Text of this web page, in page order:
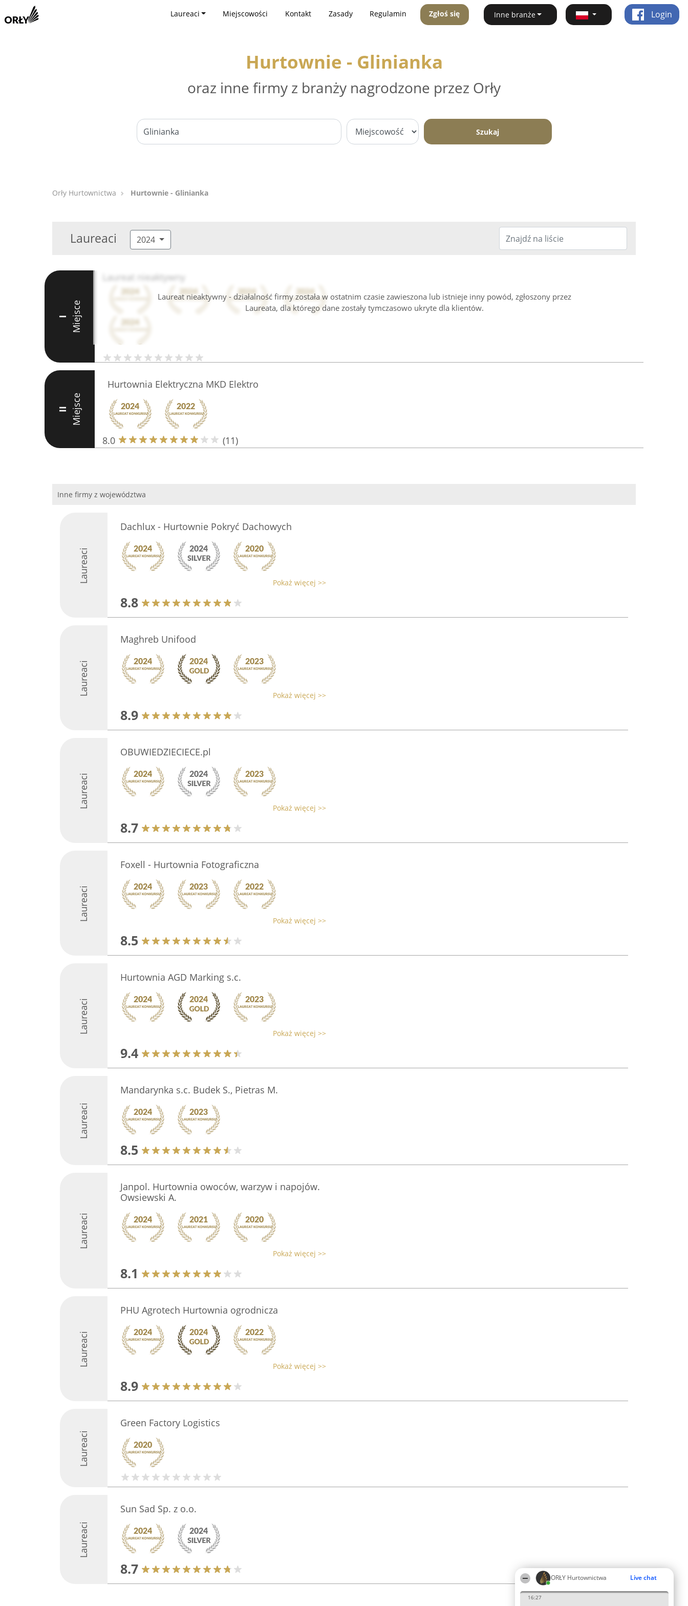
ORŁY Hurtownictwa Live chat
16:27
Laureaci Miejscowości Kontakt Zasady Regulamin Zgłoś się Inne branże Login
Hurtownie - Glinianka
oraz inne firmy z branży nagrodzone przez Orły
Szukaj
Orły Hurtownictwa Hurtownie - Glinianka
Laureaci 2024
Laureat nieaktywny - działalność firmy została w ostatnim czasie zawieszona lub istnieje inny powód, zgłoszony przez
Laureata, dla którego dane zostały tymczasowo ukryte dla klientów.
I Miejsce
Laureat nieaktywny
II Miejsce
Hurtownia Elektryczna MKD Elektro
8.0 (11)
Inne firmy z województwa
Laureaci
Dachlux - Hurtownie Pokryć Dachowych
Pokaż więcej >>
8.8
Laureaci
Maghreb Unifood
Pokaż więcej >>
8.9
Laureaci
OBUWIEDZIECIECE.pl
Pokaż więcej >>
8.7
Laureaci
Foxell - Hurtownia Fotograficzna
Pokaż więcej >>
8.5
Laureaci
Hurtownia AGD Marking s.c.
Pokaż więcej >>
9.4
Laureaci
Mandarynka s.c. Budek S., Pietras M.
8.5
Laureaci
Janpol. Hurtownia owoców, warzyw i napojów.
Owsiewski A.
Pokaż więcej >>
8.1
Laureaci
PHU Agrotech Hurtownia ogrodnicza
Pokaż więcej >>
8.9
Laureaci
Green Factory Logistics
Laureaci
Sun Sad Sp. z o.o.
8.7